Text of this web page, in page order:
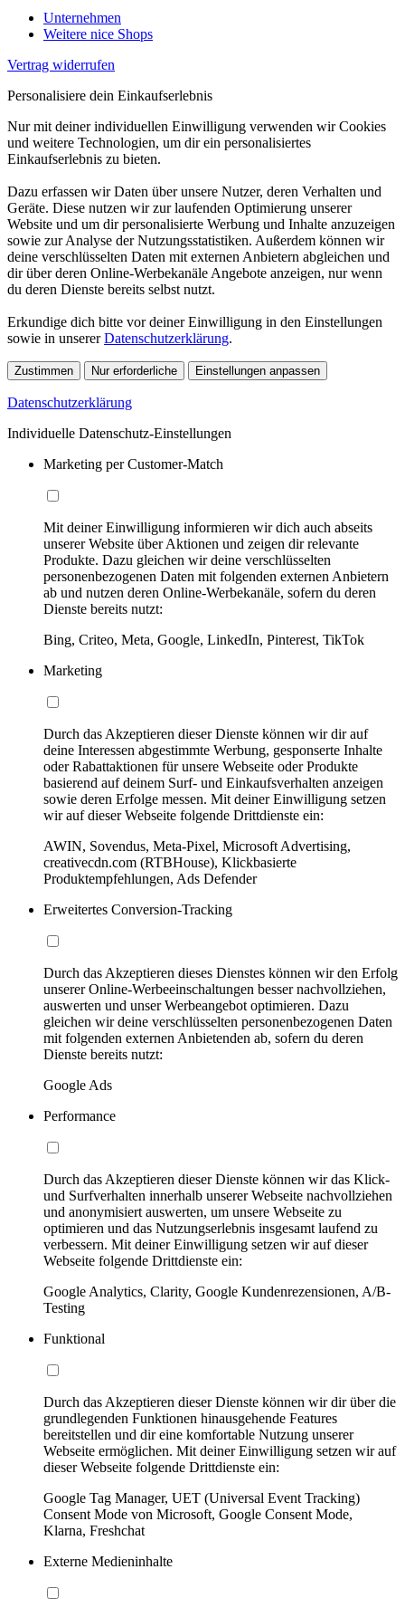
Unternehmen
Weitere nice Shops
Vertrag widerrufen
Personalisiere dein Einkaufserlebnis
Nur mit deiner individuellen Einwilligung verwenden wir Cookies
und weitere Technologien, um dir ein personalisiertes
Einkaufserlebnis zu bieten.
Dazu erfassen wir Daten über unsere Nutzer, deren Verhalten und
Geräte. Diese nutzen wir zur laufenden Optimierung unserer
Website und um dir personalisierte Werbung und Inhalte anzuzeigen
sowie zur Analyse der Nutzungsstatistiken. Außerdem können wir
deine verschlüsselten Daten mit externen Anbietern abgleichen und
dir über deren Online-Werbekanäle Angebote anzeigen, nur wenn
du deren Dienste bereits selbst nutzt.
Erkundige dich bitte vor deiner Einwilligung in den Einstellungen
sowie in unsererDatenschutzerklärung.
Zustimmen Nur erforderliche Einstellungen anpassen
Datenschutzerklärung
Individuelle Datenschutz-Einstellungen
Marketing per Customer-Match
Mit deiner Einwilligung informieren wir dich auch abseits
unserer Website über Aktionen und zeigen dir relevante
Produkte. Dazu gleichen wir deine verschlüsselten
personenbezogenen Daten mit folgenden externen Anbietern
ab und nutzen deren Online-Werbekanäle, sofern du deren
Dienste bereits nutzt:
Bing, Criteo, Meta, Google, LinkedIn, Pinterest, TikTok
Marketing
Durch das Akzeptieren dieser Dienste können wir dir auf
deine Interessen abgestimmte Werbung, gesponserte Inhalte
oder Rabattaktionen für unsere Webseite oder Produkte
basierend auf deinem Surf- und Einkaufsverhalten anzeigen
sowie deren Erfolge messen. Mit deiner Einwilligung setzen
wir auf dieser Webseite folgende Drittdienste ein:
AWIN, Sovendus, Meta-Pixel, Microsoft Advertising,
creativecdn.com (RTBHouse), Klickbasierte
Produktempfehlungen, Ads Defender
Erweitertes Conversion-Tracking
Durch das Akzeptieren dieses Dienstes können wir den Erfolg
unserer Online-Werbeeinschaltungen besser nachvollziehen,
auswerten und unser Werbeangebot optimieren. Dazu
gleichen wir deine verschlüsselten personenbezogenen Daten
mit folgenden externen Anbietenden ab, sofern du deren
Dienste bereits nutzt:
Google Ads
Performance
Durch das Akzeptieren dieser Dienste können wir das Klick-
und Surfverhalten innerhalb unserer Webseite nachvollziehen
und anonymisiert auswerten, um unsere Webseite zu
optimieren und das Nutzungserlebnis insgesamt laufend zu
verbessern. Mit deiner Einwilligung setzen wir auf dieser
Webseite folgende Drittdienste ein:
Google Analytics, Clarity, Google Kundenrezensionen, A/B-
Testing
Funktional
Durch das Akzeptieren dieser Dienste können wir dir über die
grundlegenden Funktionen hinausgehende Features
bereitstellen und dir eine komfortable Nutzung unserer
Webseite ermöglichen. Mit deiner Einwilligung setzen wir auf
dieser Webseite folgende Drittdienste ein:
Google Tag Manager, UET (Universal Event Tracking)
Consent Mode von Microsoft, Google Consent Mode,
Klarna, Freshchat
Externe Medieninhalte